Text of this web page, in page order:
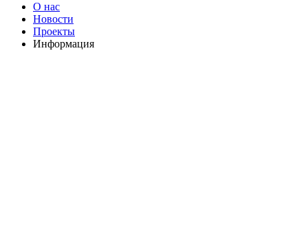
О нас
Новости
Проекты
Информация